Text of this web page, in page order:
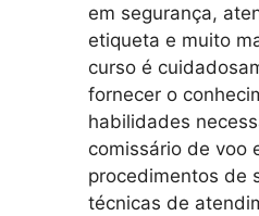
em segurança,
etiqueta e muito
curso é
fornecer o
habilidades
comissário de voo
procedimentos de
técnicas de